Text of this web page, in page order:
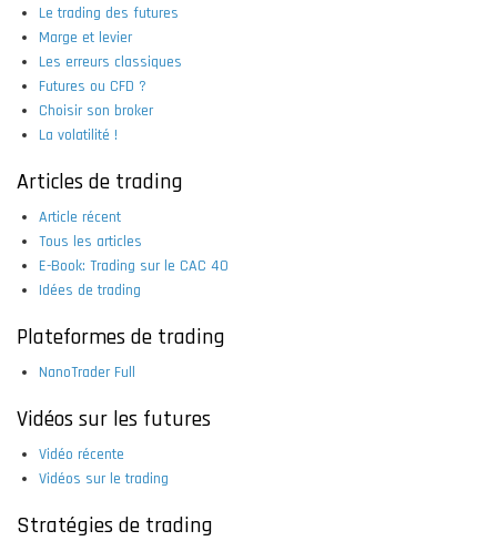
Le trading des futures
Marge et levier
Les erreurs classiques
Futures ou CFD ?
Choisir son broker
La volatilité !
Articles de trading
Article récent
Tous les articles
E-Book: Trading sur le CAC 40
Idées de trading
Plateformes de trading
NanoTrader Full
Vidéos sur les futures
Vidéo récente
Vidéos sur le trading
Stratégies de trading